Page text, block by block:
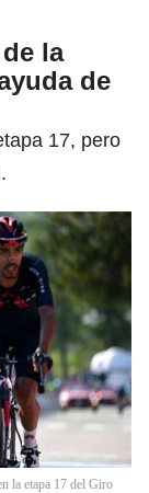
la
de
17, pero
la etapa 17 del Giro